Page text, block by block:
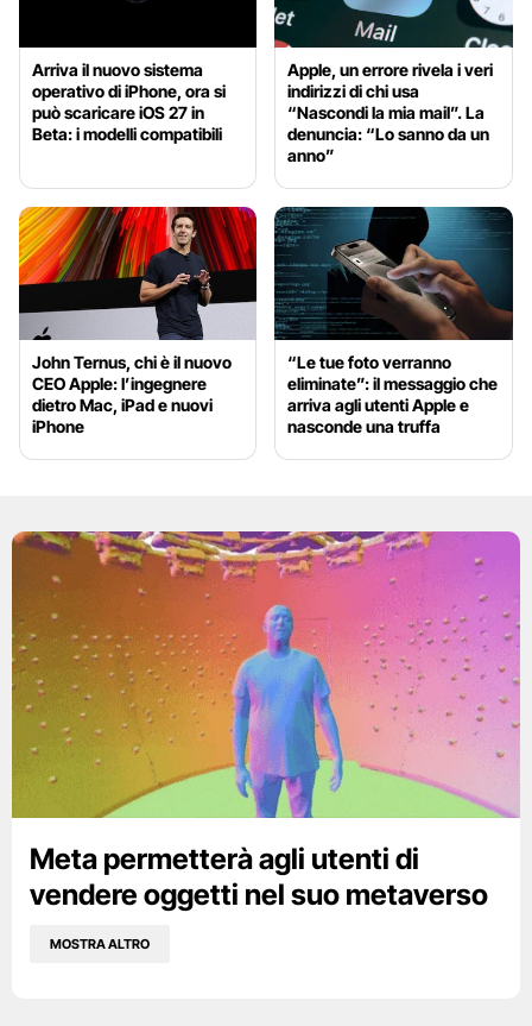
Arriva il nuovo sistema
operativo di iPhone, ora si
può scaricare iOS 27 in
Beta: i modelli compatibili
Apple, un errore rivela i veri
indirizzi di chi usa
“Nascondi la mia mail”. La
denuncia: “Lo sanno da un
anno”
John Ternus, chi è il nuovo
CEO Apple: l’ingegnere
dietro Mac, iPad e nuovi
iPhone
“Le tue foto verranno
eliminate”: il messaggio che
arriva agli utenti Apple e
nasconde una truffa
Meta permetterà agli utenti di
vendere oggetti nel suo metaverso
MOSTRA ALTRO